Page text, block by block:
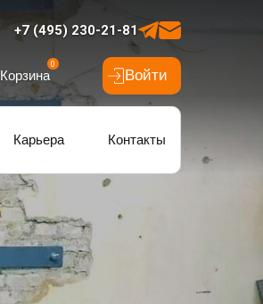
+7 (495) 230-21-81
Корзина
0
Войти
Карьера Контакты